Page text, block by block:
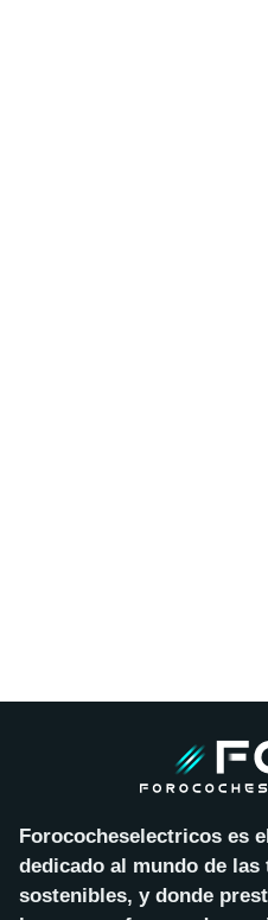
Forococheselectricos es
dedicado al mundo de
sostenibles, y donde